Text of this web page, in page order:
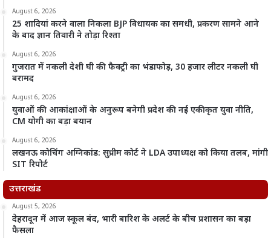
August 6, 2026
25 शादियां करने वाला निकला BJP विधायक का समधी, प्रकरण सामने आने
के बाद ज्ञान तिवारी ने तोड़ा रिश्ता
August 6, 2026
गुजरात में नकली देशी घी की फैक्ट्री का भंडाफोड़, 30 हजार लीटर नकली घी
बरामद
August 6, 2026
युवाओं की आकांक्षाओं के अनुरूप बनेगी प्रदेश की नई एकीकृत युवा नीति,
CM योगी का बड़ा बयान
August 6, 2026
लखनऊ कोचिंग अग्निकांड: सुप्रीम कोर्ट ने LDA उपाध्यक्ष को किया तलब, मांगी
SIT रिपोर्ट
उत्तराखंड
August 5, 2026
देहरादून में आज स्कूल बंद, भारी बारिश के अलर्ट के बीच प्रशासन का बड़ा
फैसला